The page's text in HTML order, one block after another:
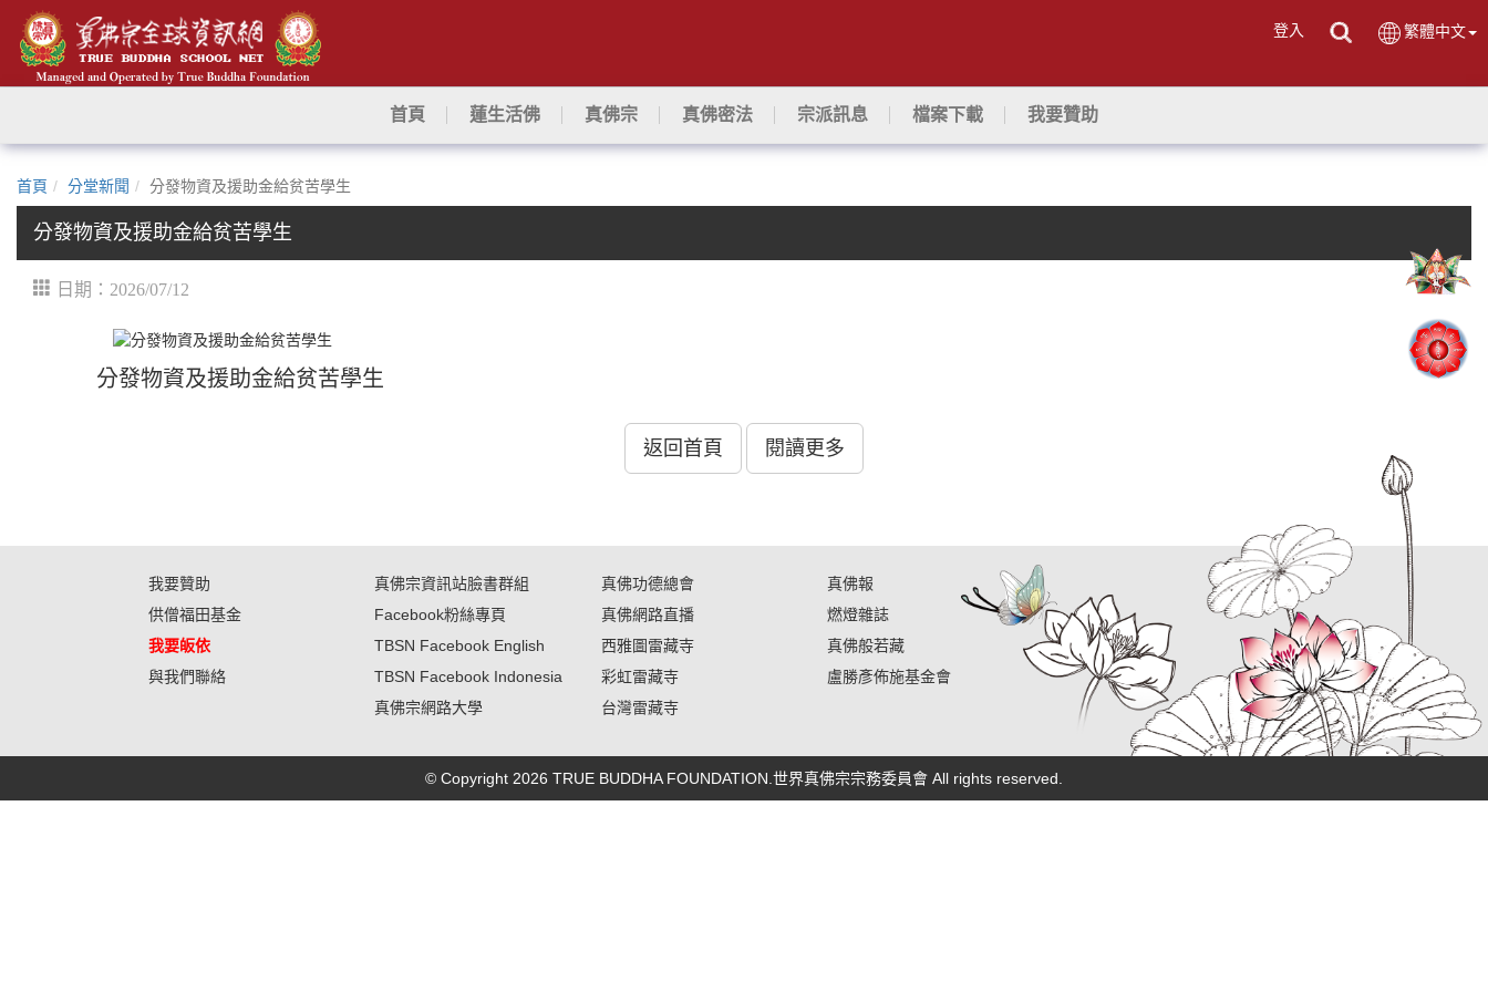
登入 繁體中文
首頁 蓮生活佛 真佛宗 真佛密法 宗派訊息 檔案下載 我要贊助
首頁 分堂新聞 分發物資及援助金給贫苦學生
分發物資及援助金給贫苦學生
日期：2026/07/12
分發物資及援助金給贫苦學生
返回首頁 閱讀更多
我要贊助
供僧福田基金
我要皈依
與我們聯絡
真佛宗資訊站臉書群組
Facebook粉絲專頁
TBSN Facebook English
TBSN Facebook Indonesia
真佛宗網路大學
真佛功德總會
真佛網路直播
西雅圖雷藏寺
彩虹雷藏寺
台灣雷藏寺
真佛報
燃燈雜誌
真佛般若藏
盧勝彥佈施基金會
© Copyright 2026 TRUE BUDDHA FOUNDATION.世界真佛宗宗務委員會 All rights reserved.